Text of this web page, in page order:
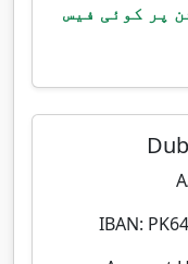
پر کوئی فیس
IBAN: